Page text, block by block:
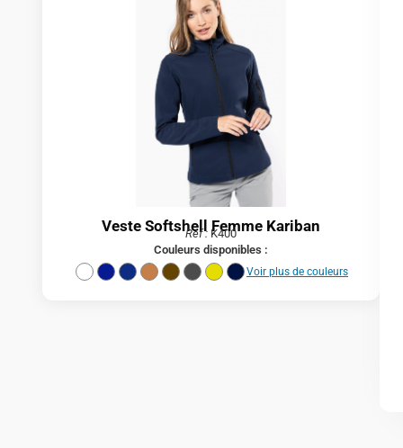
Veste Softshell Femme Kariban
Réf : K400
Couleurs disponibles :
Voir plus de couleurs